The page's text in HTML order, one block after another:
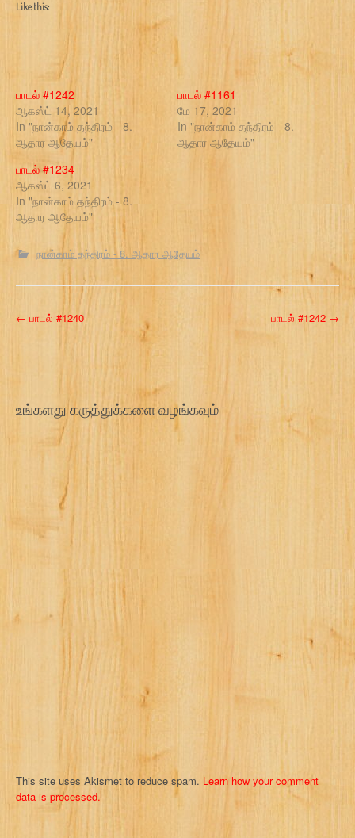
Like this:
பாடல் #1242
ஆகஸ்ட் 14, 2021
In "நான்காம் தந்திரம் - 8.
ஆதார ஆதேயம்"
பாடல் #1161
மே 17, 2021
In "நான்காம் தந்திரம் - 8.
ஆதார ஆதேயம்"
பாடல் #1234
ஆகஸ்ட் 6, 2021
In "நான்காம் தந்திரம் - 8.
ஆதார ஆதேயம்"
நான்காம் தந்திரம் - 8. ஆதார ஆதேயம்
P
o
t
t
← பாடல் #1240 பாடல் #1242 →
உங்களது கருத்துக்களை வழங்கவும்
This site uses Akismet to reduce spam. Learn how your comment
data is processed.